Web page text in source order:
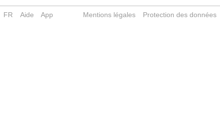
FR Aide App Mentions légales Protection des données